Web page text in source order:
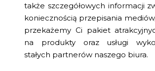
także szczegółowych informacji
koniecznością przepisania
przekażemy Ci pakiet
na produkty oraz usługi
stałych partnerów naszego biura.